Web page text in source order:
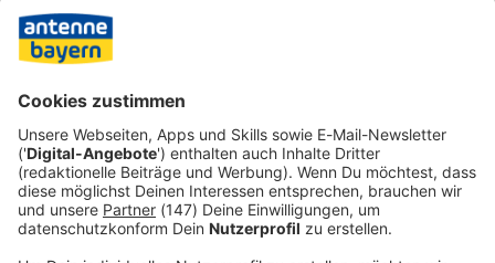
Nach dem Sieg des Countertenors JJ in Basel ist Wien zum
dritten Mal Ort des Musik-Spektakels. Diesmal schickt
Österreich den 19 Jahre alten Sänger Cosmó mit dem
Song «Tanzschein» ins Rennen.